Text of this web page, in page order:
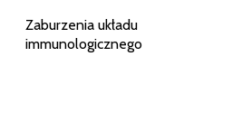
Zaburzenia układu
immunologicznego